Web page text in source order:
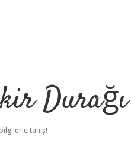
Durağı
tanış!